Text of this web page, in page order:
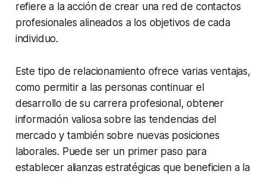
refiere a la acción de crear una red de contactos
profesionales alineados a los objetivos de cada
individuo.
Este tipo de relacionamiento ofrece varias ventajas,
como permitir a las personas continuar el
desarrollo de su carrera profesional, obtener
información valiosa sobre las tendencias del
mercado y también sobre nuevas posiciones
laborales. Puede ser un primer paso para
establecer alianzas estratégicas que beneficien a la